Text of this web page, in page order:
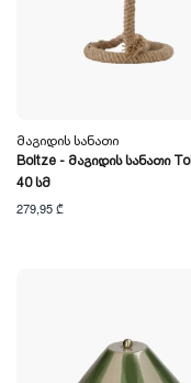
Მაგიდის Სანათი
Boltze - Მაგიდის Სანათი
40 Სმ
279,95 ₾